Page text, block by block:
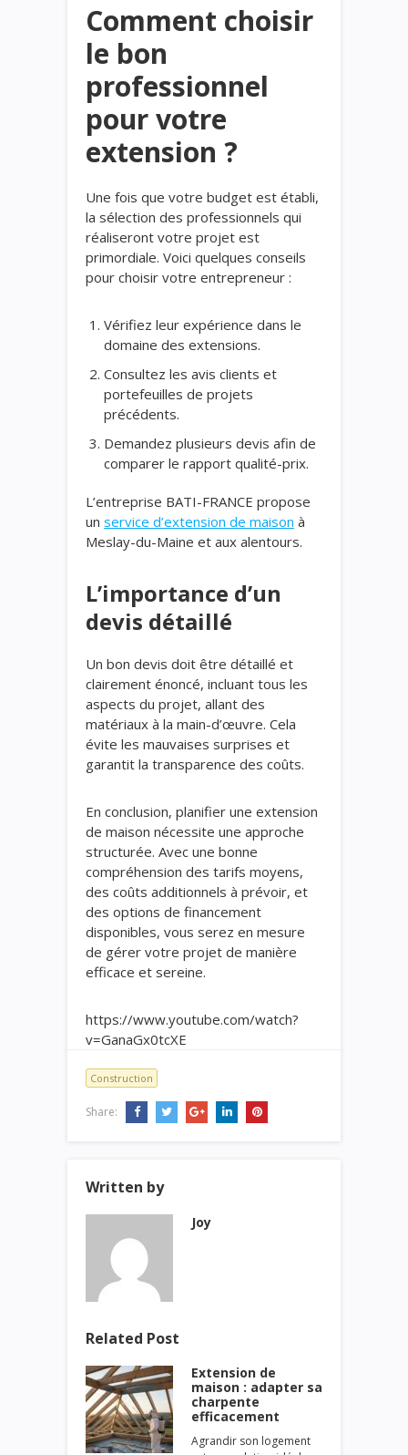
Comment choisir
le bon
professionnel
pour votre
extension ?
Une fois que votre budget est établi,
la sélection des professionnels qui
réaliseront votre projet est
primordiale. Voici quelques conseils
pour choisir votre entrepreneur :
Vérifiez leur expérience dans le
domaine des extensions.
Consultez les avis clients et
portefeuilles de projets
précédents.
Demandez plusieurs devis afin de
comparer le rapport qualité-prix.
L’entreprise BATI-FRANCE propose
un service d’extension de maison à
Meslay-du-Maine et aux alentours.
L’importance d’un
devis détaillé
Un bon devis doit être détaillé et
clairement énoncé, incluant tous les
aspects du projet, allant des
matériaux à la main-d’œuvre. Cela
évite les mauvaises surprises et
garantit la transparence des coûts.
En conclusion, planifier une extension
de maison nécessite une approche
structurée. Avec une bonne
compréhension des tarifs moyens,
des coûts additionnels à prévoir, et
des options de financement
disponibles, vous serez en mesure
de gérer votre projet de manière
efficace et sereine.
https://www.youtube.com/watch?
v=GanaGx0tcXE
Construction
Share:
Written by
Joy
Related Post
Extension de
maison : adapter sa
charpente
efficacement
Agrandir son logement